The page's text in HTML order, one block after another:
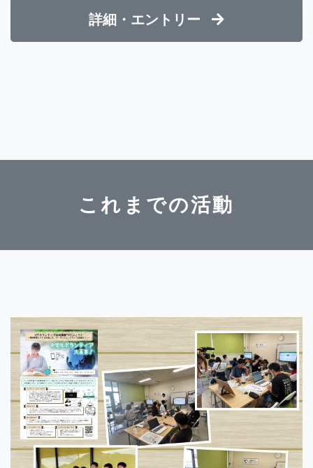
詳細・エントリー
これまでの活動